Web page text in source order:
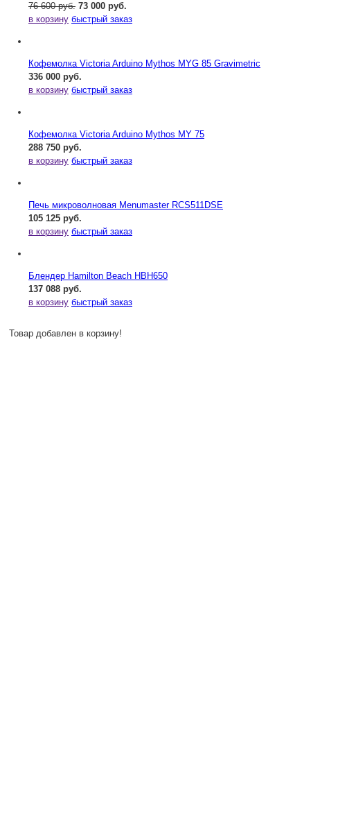
76 600 руб. 73 000 руб.
в корзину быстрый заказ
Кофемолка Victoria Arduino Mythos MYG 85 Gravimetric
336 000 руб.
в корзину быстрый заказ
Кофемолка Victoria Arduino Mythos MY 75
288 750 руб.
в корзину быстрый заказ
Печь микроволновая Menumaster RCS511DSE
105 125 руб.
в корзину быстрый заказ
Блендер Hamilton Beach HBH650
137 088 руб.
в корзину быстрый заказ
Товар добавлен в корзину!